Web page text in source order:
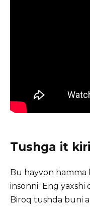
Tushga it
Bu hayvon hamma
insonni Eng yaxshi
Biroq tushda buni